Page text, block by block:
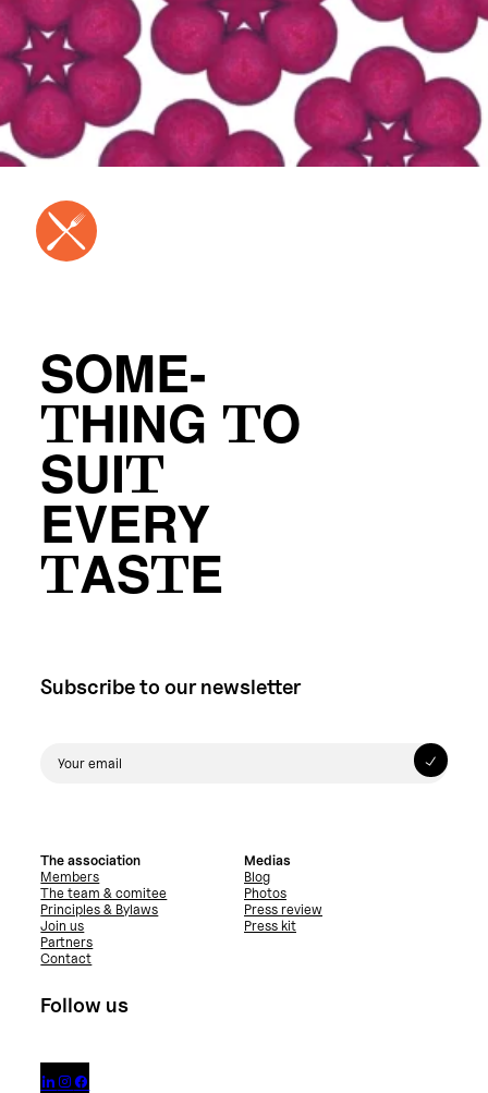
SOME-
THING TO
SUIT
EVERY
TASTE
Subscribe to our newsletter
The association
Members
The team & comitee
Principles & Bylaws
Join us
Partners
Contact
Medias
Blog
Photos
Press review
Press kit
Follow us
  